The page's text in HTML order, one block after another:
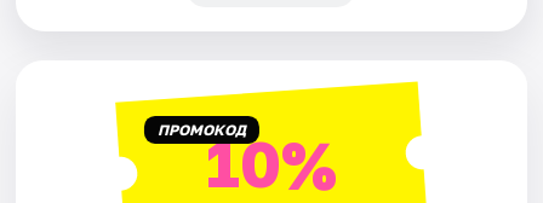
ПРОМОКОД10%